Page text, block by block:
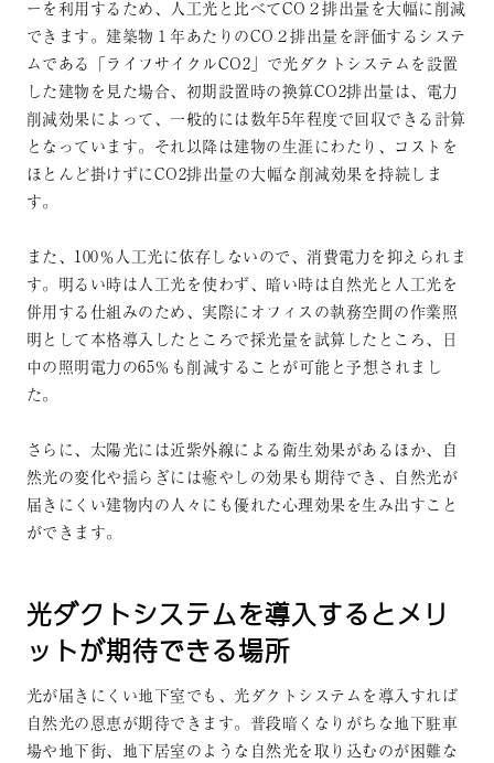
ーを利用するため、人工光と比べてCO２排出量を大幅に削減
できます。建築物１年あたりのCO２排出量を評価するシステ
ムである「ライフサイクルCO2」で光ダクトシステムを設置
した建物を見た場合、初期設置時の換算CO2排出量は、電力
削減効果によって、一般的には数年5年程度で回収できる計算
となっています。それ以降は建物の生涯にわたり、コストを
ほとんど掛けずにCO2排出量の大幅な削減効果を持続しま
す。
また、100％人工光に依存しないので、消費電力を抑えられま
す。明るい時は人工光を使わず、暗い時は自然光と人工光を
併用する仕組みのため、実際にオフィスの執務空間の作業照
明として本格導入したところで採光量を試算したところ、日
中の照明電力の65％も削減することが可能と予想されまし
た。
さらに、太陽光には近紫外線による衛生効果があるほか、自
然光の変化や揺らぎには癒やしの効果も期待でき、自然光が
届きにくい建物内の人々にも優れた心理効果を生み出すこと
ができます。
光ダクトシステムを導入するとメリ
ットが期待できる場所
光が届きにくい地下室でも、光ダクトシステムを導入すれば
自然光の恩恵が期待できます。普段暗くなりがちな地下駐車
場や地下街、地下居室のような自然光を取り込むのが困難な